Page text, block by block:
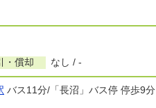
・償却 なし / -
バス11分/「長沼」バス停 停歩9分